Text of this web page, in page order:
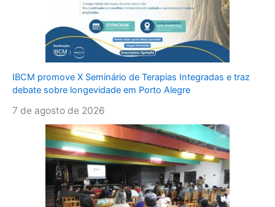
IBCM promove X Seminário de Terapias Integradas e traz
debate sobre longevidade em Porto Alegre
7 de agosto de 2026